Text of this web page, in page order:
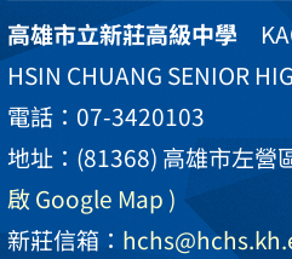
高雄市立新莊高級中學
HSIN CHUANG SENIOR
電話：07-3420103
地址：(81368) 高雄市左營
啟 Google Map )
新莊信箱：